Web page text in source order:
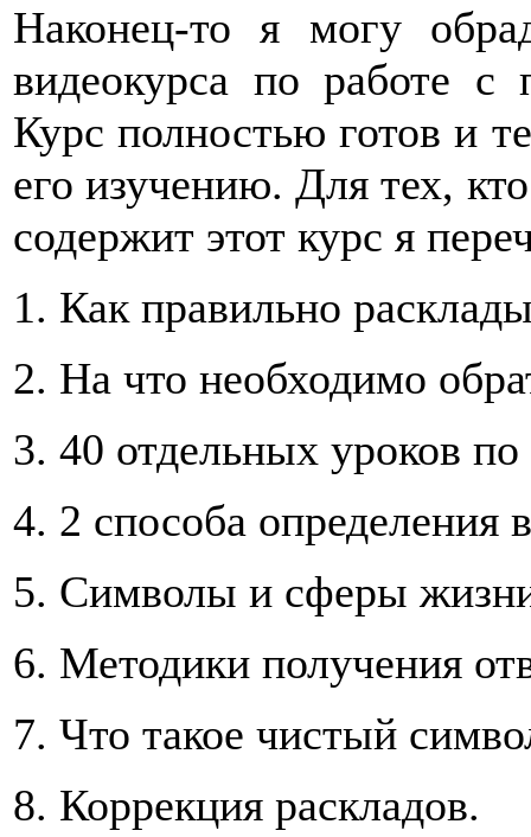
Наконец-то я могу
видеокурса по работе с
Курс полностью готов и
его изучению. Для тех,
содержит этот курс я
1. Как правильно
2. На что необходимо
3. 40 отдельных уроков
4. 2 способа определения
5. Символы и сферы
6. Методики получения
7. Что такое чистый
8. Коррекция раскладов.